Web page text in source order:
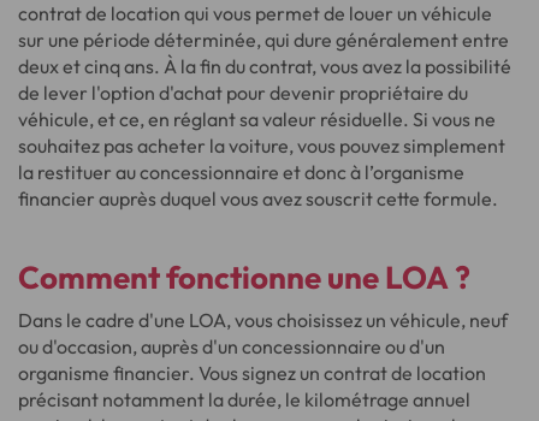
contrat de location qui vous permet de louer un véhicule
sur une période déterminée, qui dure généralement entre
deux et cinq ans. À la fin du contrat, vous avez la possibilité
de lever l'option d'achat pour devenir propriétaire du
véhicule, et ce, en réglant sa valeur résiduelle. Si vous ne
souhaitez pas acheter la voiture, vous pouvez simplement
la restituer au concessionnaire et donc à l’organisme
financier auprès duquel vous avez souscrit cette formule.
Comment fonctionne une LOA ?
Dans le cadre d'une LOA, vous choisissez un véhicule, neuf
ou d'occasion, auprès d'un concessionnaire ou d'un
organisme financier. Vous signez un contrat de location
précisant notamment la durée, le kilométrage annuel